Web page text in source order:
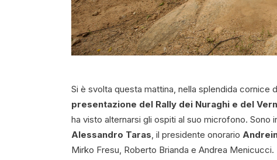
Si è svolta questa mattina, nella splendida cornice d
presentazione del Rally dei Nuraghi e del
ha visto alternarsi gli ospiti al suo microfono. Sono
Alessandro Taras, il presidente onorario
Mirko Fresu, Roberto Brianda e Andrea Menicucci.